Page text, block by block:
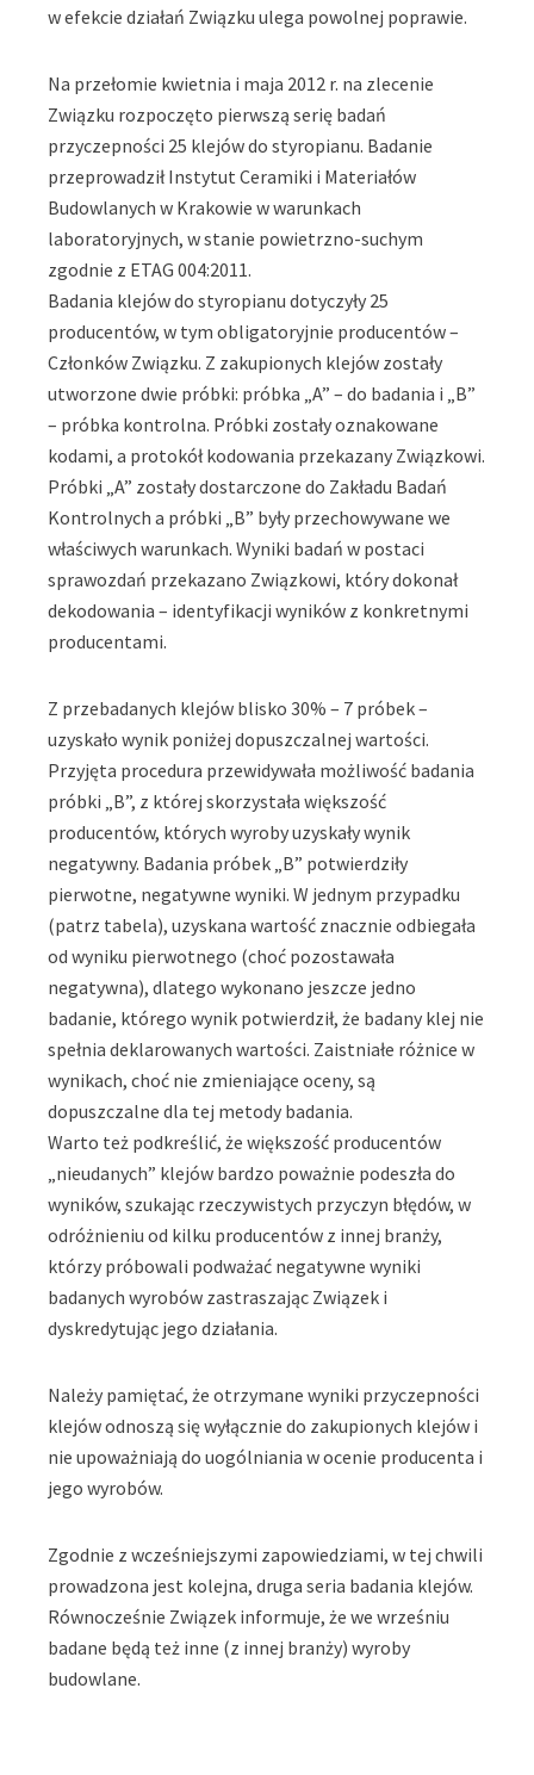
w efekcie działań Związku ulega powolnej poprawie.
Na przełomie kwietnia i maja 2012 r. na zlecenie
Związku rozpoczęto pierwszą serię badań
przyczepności 25 klejów do styropianu. Badanie
przeprowadził Instytut Ceramiki i Materiałów
Budowlanych w Krakowie w warunkach
laboratoryjnych, w stanie powietrzno-suchym
zgodnie z ETAG 004:2011.
Badania klejów do styropianu dotyczyły 25
producentów, w tym obligatoryjnie producentów –
Członków Związku. Z zakupionych klejów zostały
utworzone dwie próbki: próbka „A” – do badania i „B”
– próbka kontrolna. Próbki zostały oznakowane
kodami, a protokół kodowania przekazany Związkowi.
Próbki „A” zostały dostarczone do Zakładu Badań
Kontrolnych a próbki „B” były przechowywane we
właściwych warunkach. Wyniki badań w postaci
sprawozdań przekazano Związkowi, który dokonał
dekodowania – identyfikacji wyników z konkretnymi
producentami.
Z przebadanych klejów blisko 30% – 7 próbek –
uzyskało wynik poniżej dopuszczalnej wartości.
Przyjęta procedura przewidywała możliwość badania
próbki „B”, z której skorzystała większość
producentów, których wyroby uzyskały wynik
negatywny. Badania próbek „B” potwierdziły
pierwotne, negatywne wyniki. W jednym przypadku
(patrz tabela), uzyskana wartość znacznie odbiegała
od wyniku pierwotnego (choć pozostawała
negatywna), dlatego wykonano jeszcze jedno
badanie, którego wynik potwierdził, że badany klej nie
spełnia deklarowanych wartości. Zaistniałe różnice w
wynikach, choć nie zmieniające oceny, są
dopuszczalne dla tej metody badania.
Warto też podkreślić, że większość producentów
„nieudanych” klejów bardzo poważnie podeszła do
wyników, szukając rzeczywistych przyczyn błędów, w
odróżnieniu od kilku producentów z innej branży,
którzy próbowali podważać negatywne wyniki
badanych wyrobów zastraszając Związek i
dyskredytując jego działania.
Należy pamiętać, że otrzymane wyniki przyczepności
klejów odnoszą się wyłącznie do zakupionych klejów i
nie upoważniają do uogólniania w ocenie producenta i
jego wyrobów.
Zgodnie z wcześniejszymi zapowiedziami, w tej chwili
prowadzona jest kolejna, druga seria badania klejów.
Równocześnie Związek informuje, że we wrześniu
badane będą też inne (z innej branży) wyroby
budowlane.